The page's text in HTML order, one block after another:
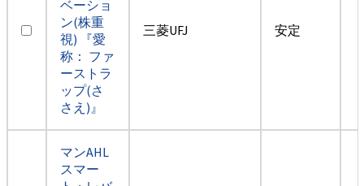
ベーショ
ン(株重
視) 『愛
称： ファ
ーストラ
ップ(さ
さえ)』
三菱UFJ 安定
マンAHL
スマー